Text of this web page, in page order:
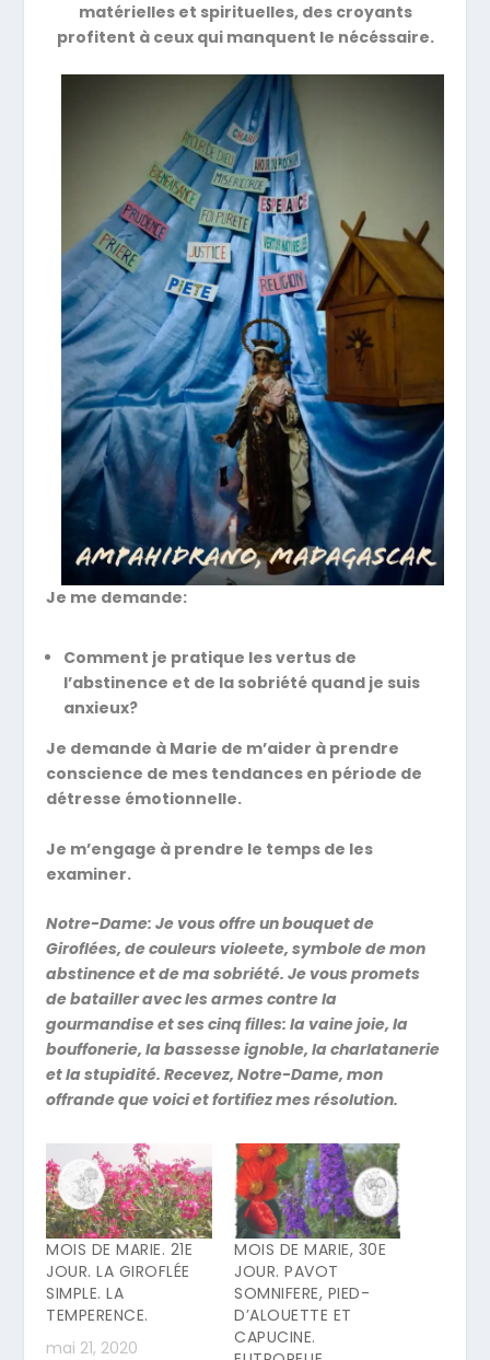
matérielles et spirituelles, des croyants
profitent à ceux qui manquent le nécéssaire.
Je me demande:
Comment je pratique les vertus de
l’abstinence et de la sobriété quand je suis
anxieux?
Je demande à Marie de m’aider à prendre
conscience de mes tendances en période de
détresse émotionnelle.
Je m’engage à prendre le temps de les
examiner.
Notre-Dame: Je vous offre un bouquet de
Giroflées, de couleurs violeete, symbole de mon
abstinence et de ma sobriété. Je vous promets
de batailler avec les armes contre la
gourmandise et ses cinq filles: la vaine joie, la
bouffonerie, la bassesse ignoble, la charlatanerie
et la stupidité. Recevez, Notre-Dame, mon
offrande que voici et fortifiez mes résolution.
MOIS DE MARIE. 21E
JOUR. LA GIROFLÉE
SIMPLE. LA
TEMPERENCE.
mai 21, 2020
MOIS DE MARIE, 30E
JOUR. PAVOT
SOMNIFERE, PIED-
D’ALOUETTE ET
CAPUCINE.